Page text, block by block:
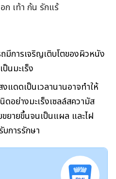
เท้า ก้น รักแร้
มีการเจริญเติบโตของผิวหนัง
นมะเร็ง
แดดเป็นเวลานานอาจทำให้
ดอย่างมะเร็งเซลล์สความัส
ยายขึ้นจนเป็นแผล และไฝ
บการรักษา